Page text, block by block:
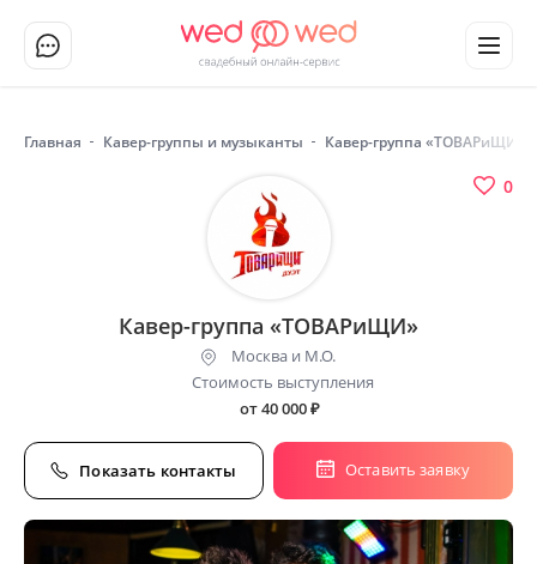
Главная Кавер-группы и музыканты Кавер-группа «ТОВАРиЩИ»
0
Кавер-группа «ТОВАРиЩИ»
Москва и М.О.
Стоимость выступления
от 40 000₽
Оставить заявку
Показать контакты